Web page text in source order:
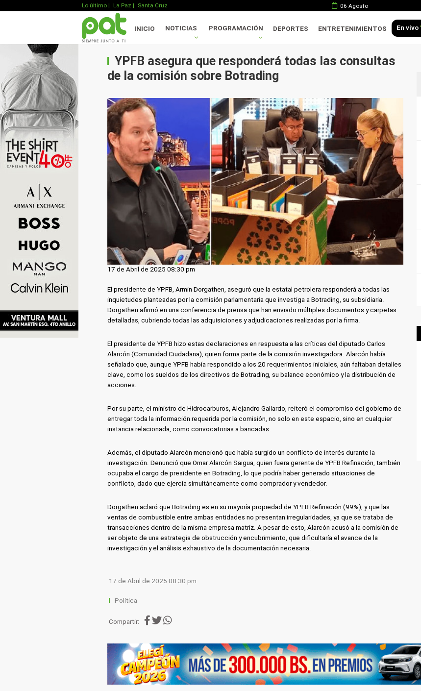
Lo último | La Paz | Santa Cruz 06 Agosto
INICIO NOTICIAS PROGRAMACIÓN DEPORTES ENTRETENIMIENTOS En vivo
YPFB asegura que responderá todas las consultas
de la comisión sobre Botrading
17 de Abril de 2025 08:30 pm
El presidente de YPFB, Armin Dorgathen, aseguró que la estatal petrolera responderá a todas las
inquietudes planteadas por la comisión parlamentaria que investiga a Botrading, su subsidiaria.
Dorgathen afirmó en una conferencia de prensa que han enviado múltiples documentos y carpetas
detalladas, cubriendo todas las adquisiciones y adjudicaciones realizadas por la firma.
El presidente de YPFB hizo estas declaraciones en respuesta a las críticas del diputado Carlos
Alarcón (Comunidad Ciudadana), quien forma parte de la comisión investigadora. Alarcón había
señalado que, aunque YPFB había respondido a los 20 requerimientos iniciales, aún faltaban detalles
clave, como los sueldos de los directivos de Botrading, su balance económico y la distribución de
acciones.
Por su parte, el ministro de Hidrocarburos, Alejandro Gallardo, reiteró el compromiso del gobierno de
entregar toda la información requerida por la comisión, no solo en este espacio, sino en cualquier
instancia relacionada, como convocatorias a bancadas.
Además, el diputado Alarcón mencionó que había surgido un conflicto de interés durante la
investigación. Denunció que Omar Alarcón Saigua, quien fuera gerente de YPFB Refinación, también
ocupaba el cargo de presidente en Botrading, lo que podría haber generado situaciones de
conflicto, dado que ejercía simultáneamente como comprador y vendedor.
Dorgathen aclaró que Botrading es en su mayoría propiedad de YPFB Refinación (99%), y que las
ventas de combustible entre ambas entidades no presentan irregularidades, ya que se trataba de
transacciones dentro de la misma empresa matriz. A pesar de esto, Alarcón acusó a la comisión de
ser objeto de una estrategia de obstrucción y encubrimiento, que dificultaría el avance de la
investigación y el análisis exhaustivo de la documentación necesaria.
17 de Abril de 2025 08:30 pm
Política
Compartir: